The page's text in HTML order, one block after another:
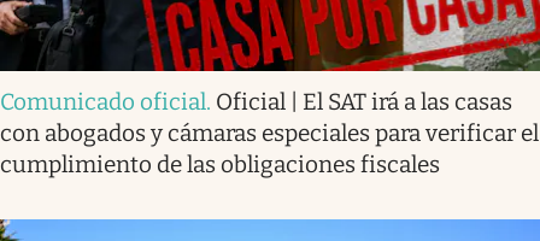
Comunicado oficial. Oficial | El SAT irá a las casas
con abogados y cámaras especiales para verificar el
cumplimiento de las obligaciones fiscales